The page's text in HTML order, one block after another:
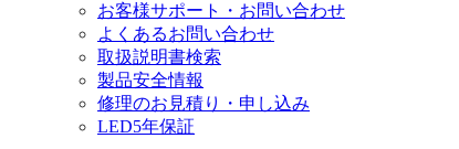
お客様サポート・お問い合わせ
よくあるお問い合わせ
取扱説明書検索
製品安全情報
修理のお見積り・申し込み
LED5年保証